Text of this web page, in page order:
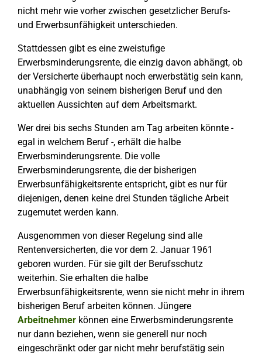
nicht mehr wie vorher zwischen gesetzlicher Berufs-
und Erwerbsunfähigkeit unterschieden.
Stattdessen gibt es eine zweistufige
Erwerbsminderungsrente, die einzig davon abhängt, ob
der Versicherte überhaupt noch erwerbstätig sein kann,
unabhängig von seinem bisherigen Beruf und den
aktuellen Aussichten auf dem Arbeitsmarkt.
Wer drei bis sechs Stunden am Tag arbeiten könnte -
egal in welchem Beruf -, erhält die halbe
Erwerbsminderungsrente. Die volle
Erwerbsminderungsrente, die der bisherigen
Erwerbsunfähigkeitsrente entspricht, gibt es nur für
diejenigen, denen keine drei Stunden tägliche Arbeit
zugemutet werden kann.
Ausgenommen von dieser Regelung sind alle
Rentenversicherten, die vor dem 2. Januar 1961
geboren wurden. Für sie gilt der Berufsschutz
weiterhin. Sie erhalten die halbe
Erwerbsunfähigkeitsrente, wenn sie nicht mehr in ihrem
bisherigen Beruf arbeiten können. Jüngere
Arbeitnehmer können eine Erwerbsminderungsrente
nur dann beziehen, wenn sie generell nur noch
eingeschränkt oder gar nicht mehr berufstätig sein